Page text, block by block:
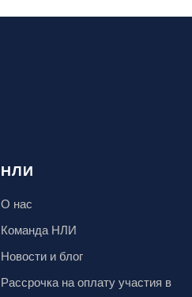
НЛИ
О нас
Команда НЛИ
Новости и блог
Рассрочка на оплату участия в